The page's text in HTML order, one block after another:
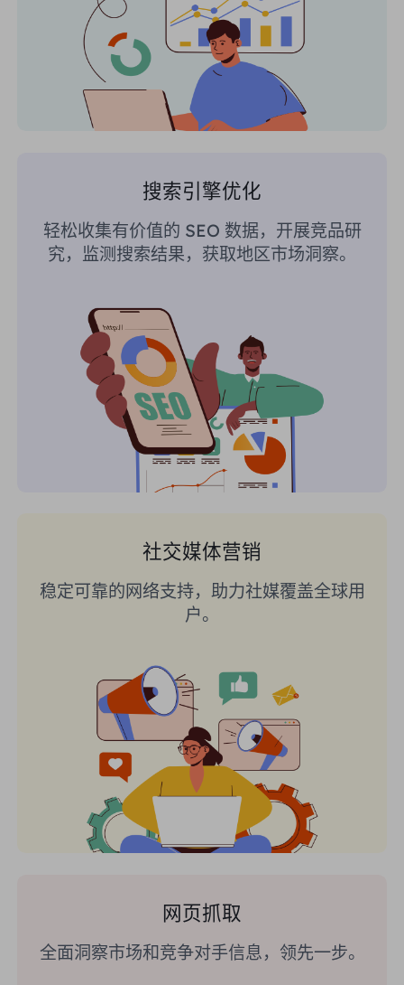
搜索引擎优化
轻松收集有价值的 SEO 数据，开展竞品研
究，监测搜索结果，获取地区市场洞察。
社交媒体营销
稳定可靠的网络支持，助力社媒覆盖全球用
户。
网页抓取
全面洞察市场和竞争对手信息，领先一步。